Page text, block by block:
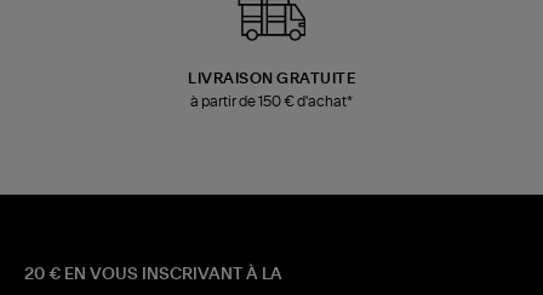
LIVRAISON GRATUITE
à partir de 150 € d'achat*
20 € EN VOUS INSCRIVANT À LA